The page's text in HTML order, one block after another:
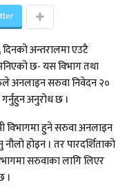
दिनको अन्तरालमा एउटै
छ- यस विभाग तथा
अनलाइन सरुवा निवेदन २०
अनुरोध छ ।
विभागमा हुने सरुवा अनलाइन
होइन । तर पारदर्शिताको
सरुवाका लागि लिएर
।